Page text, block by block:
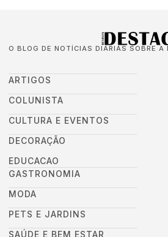
O BLOG DE NOTÍCIAS DIÁRIAS SOBRE A
ARTIGOS
COLUNISTA
CULTURA E EVENTOS
DECORAÇÃO
EDUCACAO
GASTRONOMIA
MODA
PETS E JARDINS
SAÚDE E BEM ESTAR